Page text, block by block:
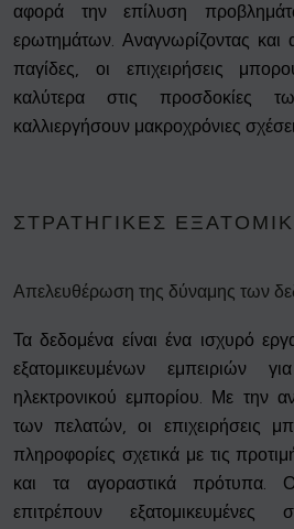
αφορά την επίλυση
ερωτημάτων. Αναγνωρίζοντας και
παγίδες, οι επιχειρήσεις
καλύτερα στις προσδοκίες
καλλιεργήσουν μακροχρόνιες
ΣΤΡΑΤΗΓΙΚΈΣ
Απελευθέρωση της δύναμης των
Τα δεδομένα είναι ένα ισχυρό
εξατομικευμένων εμπειριών
ηλεκτρονικού εμπορίου. Με την
των πελατών, οι επιχειρήσεις
πληροφορίες σχετικά με τις
και τα αγοραστικά πρότυπα.
επιτρέπουν εξατομικευμένες